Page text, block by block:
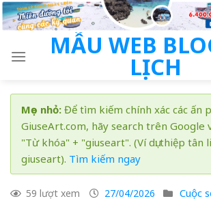
Skip
to
MẪU WEB
LỊCH
Mẹo nhỏ: Để tìm kiếm chính xác các ấn
GiuseArt.com, hãy search trên Google
"Từ khóa" + "giuseart". (Ví dụ: thiệp tân
giuseart). Tìm kiếm ngay
59 lượt xem 27/04/2026 Cuộc